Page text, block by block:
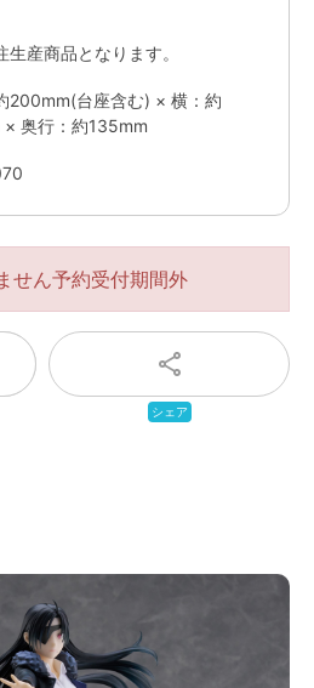
200mm(台座含む) × 横：約
× 奥行：約135mm
生産商品となります。
せん